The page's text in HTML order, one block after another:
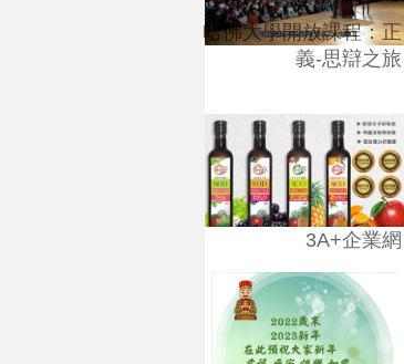
哈佛大學開放課程：正
義-思辯之旅
3A+企業網